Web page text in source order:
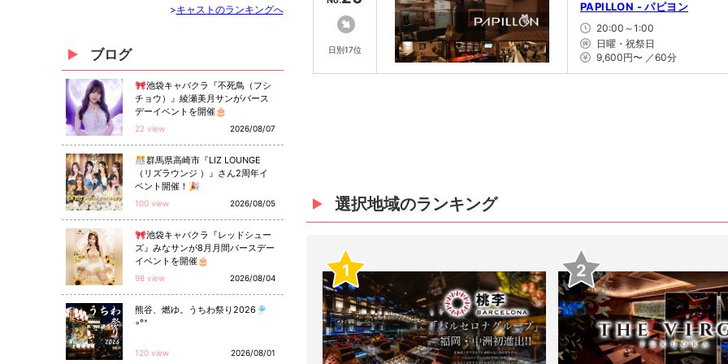
日別17位
PAPILLON - パピヨン
20:00～1:00
日曜・祝祭日
9,600円〜 ／60分
選択地域のランキング
1 2
>キャストのランキングへ
ブログ
🎀池袋キャバクラ『不死鳥（フシ
チョウ）』綾瀬美月サンがバース
デーイベントを開催🎂
22 view 2026/08/07
🎊群馬県高崎市『LIZ LOUNGE
（リズラウンジ ）』さん2周年イ
ベント開催！🎉
100 view 2026/08/05
🎀池袋キャバクラ『レッドシュー
ズ』みなサンが8月月間バースデー
イベントを開催🎂
98 view 2026/08/04
熊谷、燃ゆ。うちわ祭り2026🎐
◦°⁺
120 view 2026/08/01